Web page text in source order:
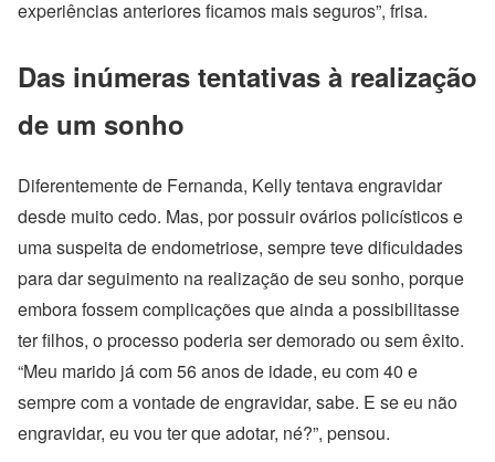
experiências anteriores ficamos mais seguros”, frisa.
Das inúmeras tentativas à realização
de um sonho
Diferentemente de Fernanda, Kelly tentava engravidar
desde muito cedo. Mas, por possuir ovários policísticos e
uma suspeita de endometriose, sempre teve dificuldades
para dar seguimento na realização de seu sonho, porque
embora fossem complicações que ainda a possibilitasse
ter filhos, o processo poderia ser demorado ou sem êxito.
“Meu marido já com 56 anos de idade, eu com 40 e
sempre com a vontade de engravidar, sabe. E se eu não
engravidar, eu vou ter que adotar, né?”, pensou.